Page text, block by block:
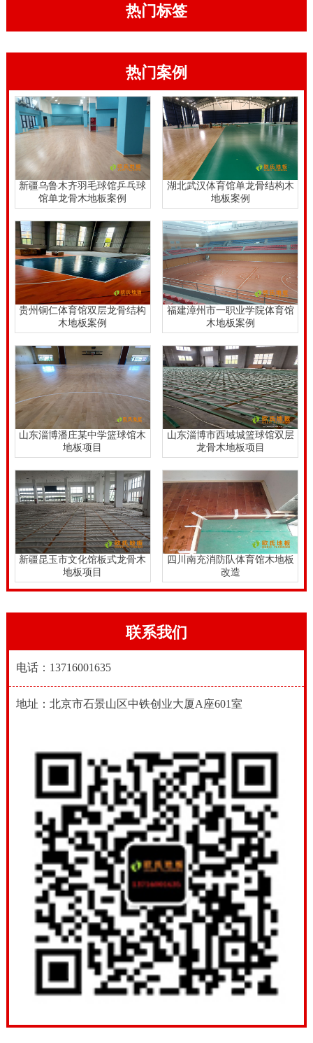
式 会出现汽油的残余味道，而且只有小总面积应用。顾
客*好是立即到技术专业的健身运动木地板供应商那边
寻找解决方案，靠谱的健身运动木地板公司会出现技术
专业的工作人员上门服务灭虫。
体育文化木地板日常保养，要坚决杜绝体育文化木地板
浸泡和泡茶。所要体育文化木地板保养工作员，要时常
查验平屋面、木地板周边地区或坐落于木地板空中的自
来水管、水暖安装三通接头有没有渗水状况。有渗漏状
况一定要立即采取一定的有效措施健身运动木地板是对
于体育和训炼而特意制定的，因此要设专职人员照护、
禁止非工作员入内。实木板健身运动地面材料从外形品
质上分是ABC三个等级。枫木B级拼装地板如何呢？从
偏色上而言，B级颜色相对性A级的稍大，因此 外型上B
级比A级的略逊一些。枫木B级健身运动木地板的批发
价相对性划算、性价比高，合适民用型中小型体育竞赛
展览馆应用。呼和浩特硬木企口体育馆木地板多少钱一
平。
呼和浩特硬木企口体育馆木地板多少钱一平，第三方施
工队来铺设体育运动木地板，铺设缺乏经验老错误，安
裝技术性不够铺设实际效果差，以次充好铺设安全隐患
多；更糟糕的是第三方施工队的装修工，非常容易产生
安全风险。据市场调研，一些体育运动场馆工程项目商
和招标方，因为请第三方来铺设，装修工实际操作不善
导致意外伤害，还得体育运动场馆工程项目商和招标方
赔偿医疗费用和误工。
热门标签
热门案例
新疆乌鲁木齐羽毛球馆乒乓球
馆单龙骨木地板案例
湖北武汉体育馆单龙骨结构木
地板案例
贵州铜仁体育馆双层龙骨结构
木地板案例
福建漳州市一职业学院体育馆
木地板案例
山东淄博潘庄某中学篮球馆木
地板项目
山东淄博市西域城篮球馆双层
龙骨木地板项目
新疆昆玉市文化馆板式龙骨木
地板项目
四川南充消防队体育馆木地板
改造
联系我们
电话：13716001635
地址：北京市石景山区中铁创业大厦A座601室